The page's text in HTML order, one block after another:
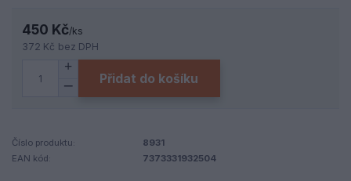
450 Kč/ks
372 Kč bez DPH
Přidat do košíku
Číslo produktu:
8931
EAN kód:
7373331932504